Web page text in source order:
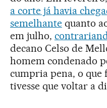
a corte já havia
semelhantequanto
em julho,
decano Celso de
homem condenado
cumpria pena, o que
tivesse que voltar a